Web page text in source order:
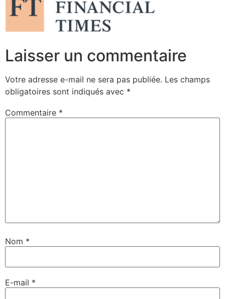
Laisser un commentaire
Votre adresse e-mail ne sera pas publiée. Les champs
obligatoires sont indiqués avec *
Commentaire *
Nom *
E-mail *